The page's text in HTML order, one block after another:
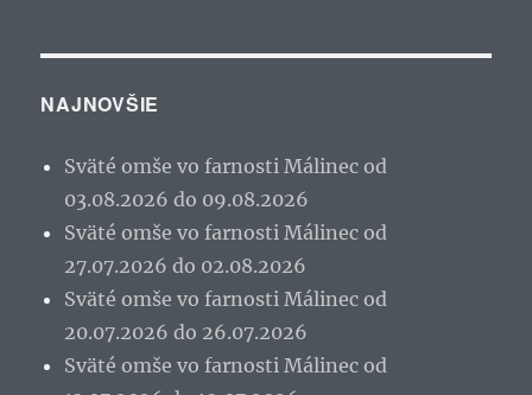
NAJNOVŠIE
Sväté omše vo farnosti Málinec od
03.08.2026 do 09.08.2026
Sväté omše vo farnosti Málinec od
27.07.2026 do 02.08.2026
Sväté omše vo farnosti Málinec od
20.07.2026 do 26.07.2026
Sväté omše vo farnosti Málinec od